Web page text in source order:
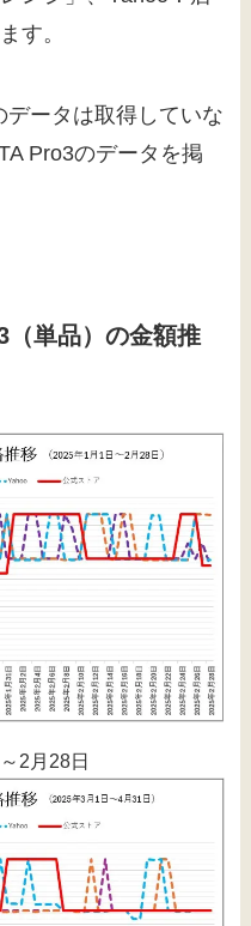
す。
データは取得していな
Pro3のデータを掲
単品）の金額推
2月28日